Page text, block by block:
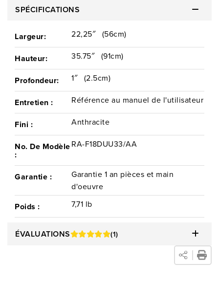
SPÉCIFICATIONS
Largeur: 22,25″(56cm)
Hauteur: 35.75″(91cm)
Profondeur: 1″(2.5cm)
Entretien : Référence au manuel de l'utilisateur
Fini : Anthracite
No. De Modèle
:
RA-F18DUU33/AA
Garantie :
Garantie 1 an pièces et main
d'oeuvre
Poids :
7,71 lb
ÉVALUATIONS (1)